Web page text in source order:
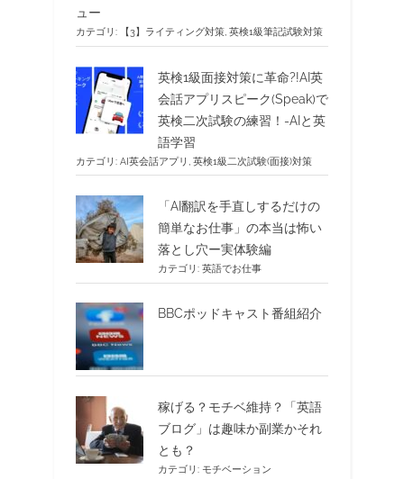
ュー
カテゴリ: 【3】ライティング対策, 英検1級筆記試験対策
英検1級面接対策に革命?!AI英
会話アプリスピーク(Speak)で
英検二次試験の練習！-AIと英
語学習
カテゴリ: AI英会話アプリ 英検1級二次試験(面接)対策
「AI翻訳を手直しするだけの
簡単なお仕事」の本当は怖い
落とし穴ー実体験編
カテゴリ: 英語でお仕事
BBCポッドキャスト番組紹介
稼げる？モチベ維持？「英語
ブログ」は趣味か副業かそれ
とも？
カテゴリ: モチベーション